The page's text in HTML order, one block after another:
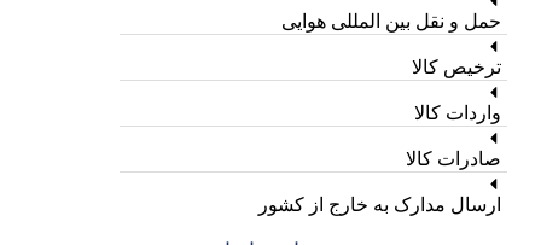
حمل و نقل بین المللی هوایی
ترخیص کالا
واردات کالا
صادرات کالا
ارسال مدارک به خارج از کشور